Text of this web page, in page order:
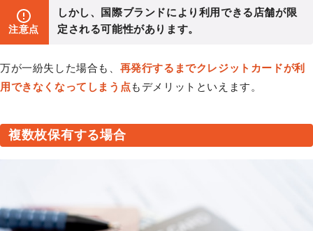
注意点
しかし、国際ブランドにより利用できる店舗が限
定される可能性があります。
万が一紛失した場合も、 再発行するまでクレジットカードが利
用できなくなってしまう点もデメリットといえます。
複数枚保有する場合